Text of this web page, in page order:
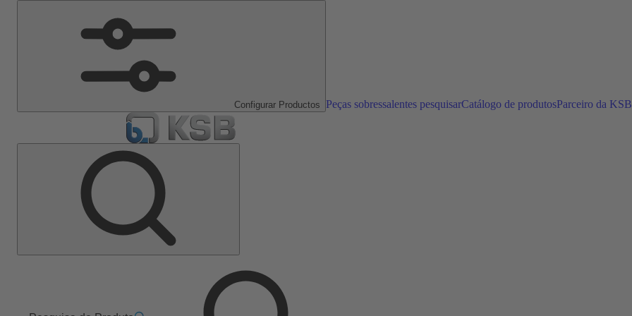
Configurar Productos Peças sobressalentes pesquisarCatálogo de produtosParceiro da KSB